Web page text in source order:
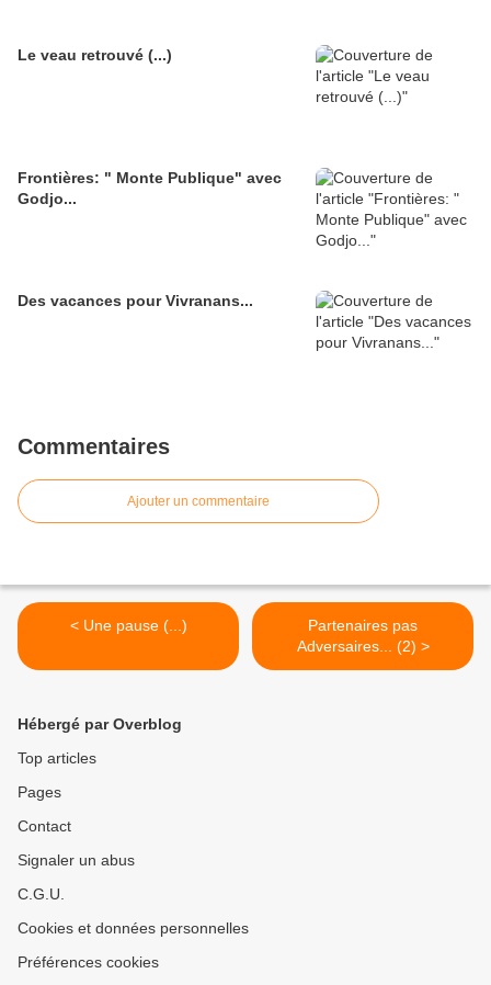
Le veau retrouvé (...)
Frontières: " Monte Publique" avec
Godjo...
Des vacances pour Vivranans...
Commentaires
Ajouter un commentaire
< Une pause (...)
Partenaires pas
Adversaires... (2) >
Hébergé par Overblog
Top articles
Pages
Contact
Signaler un abus
C.G.U.
Cookies et données personnelles
Préférences cookies